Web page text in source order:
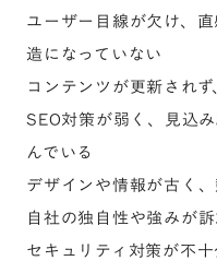
ユーザー目線が欠け、
造になっていない
コンテンツが更新され
SEO対策が弱く、見込
んでいる
デザインや情報が古く
自社の独自性や強みが
セキュリティ対策が不